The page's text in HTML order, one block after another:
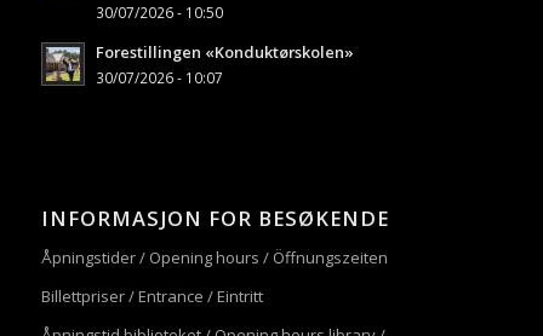
30/07/2026 - 10:50
Forestillingen «Konduktørskolen»
30/07/2026 - 10:07
INFORMASJON FOR BESØKENDE
Åpningstider / Opening hours / Öffnungszeiten
Billettpriser / Entrance / Eintritt